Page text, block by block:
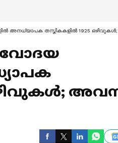
അനധ്യാപക തസ്തികകളിൽ 1925
നവോദയ